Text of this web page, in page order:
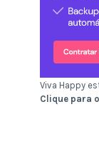
Viva Happy
Clique para